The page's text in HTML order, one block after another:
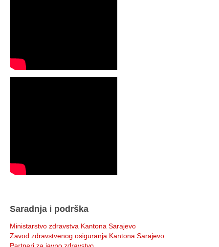
Saradnja i podrška
Ministarstvo zdravstva Kantona Sarajevo
Zavod zdravstvenog osiguranja Kantona Sarajevo